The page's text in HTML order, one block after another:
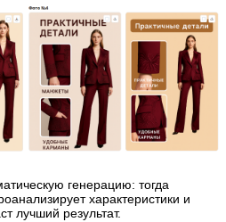
генерацию: тогда
характеристики и
лучший результат.